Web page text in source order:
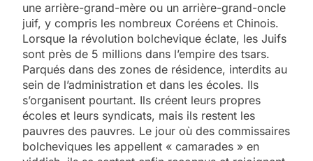
une arrière-grand-mère ou un ­arrière-grand-oncle
juif, y compris les nombreux Coréens et Chinois.
Lorsque la révolution bolchevique éclate, les Juifs
sont près de 5 millions dans l’empire des tsars.
Parqués dans des zones de résidence, interdits au
sein de l’administration et dans les écoles. Ils
s’organisent pourtant. Ils créent leurs propres
écoles et leurs syndicats, mais ils restent les
pauvres des pauvres. Le jour où des commissaires
bolcheviques les appellent « camarades » en